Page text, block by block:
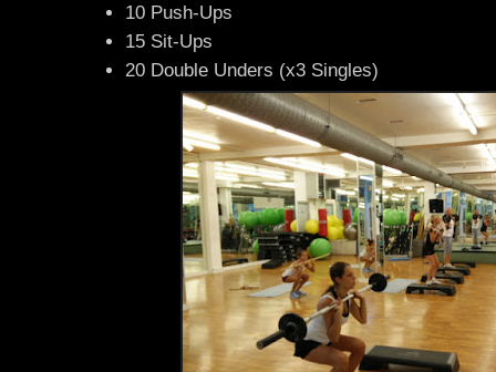
10 Push-Ups
15 Sit-Ups
20 Double Unders (x3 Singles)